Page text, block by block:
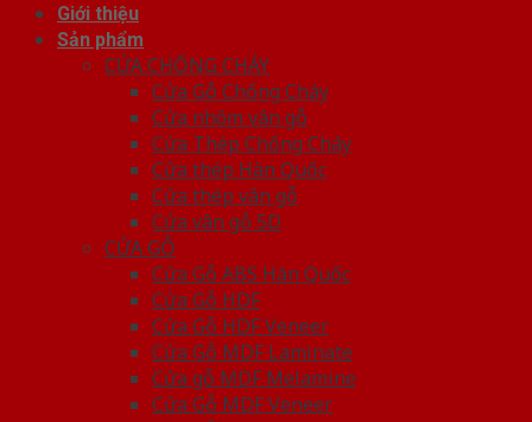
Giới thiệu
Sản phẩm
CỬA CHỐNG CHÁY
Cửa Gỗ Chống Cháy
Cửa nhôm vân gỗ
Cửa Thép Chống Cháy
Cửa thép Hàn Quốc
Cửa thép vân gỗ
Cửa vân gỗ 5D
CỬA GỖ
Cửa Gỗ ABS Hàn Quốc
Cửa Gỗ HDF
Cửa Gỗ HDF Veneer
Cửa Gỗ MDF Laminate
Cửa gỗ MDF Melamine
Cửa Gỗ MDF Veneer